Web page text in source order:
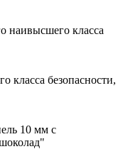
наивысшего класса
класса безопасности,
10 мм с